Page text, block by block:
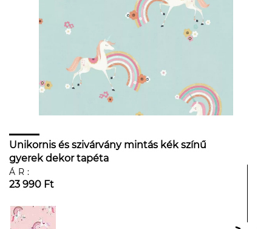
Unikornis és szivárvány mintás kék színű
gyerek dekor tapéta
ÁR:
23 990 Ft